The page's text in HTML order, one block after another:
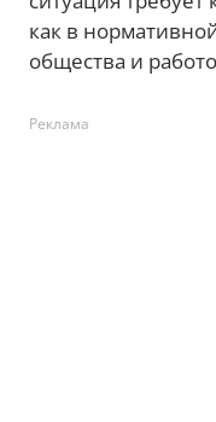
как в
общества и
Реклама